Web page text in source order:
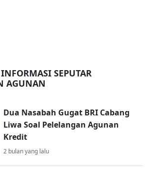
SEPUTAR
AGUNAN
Dua Nasabah Gugat BRI Cabang
Liwa Soal Pelelangan Agunan
Kredit
2 bulan yang lalu